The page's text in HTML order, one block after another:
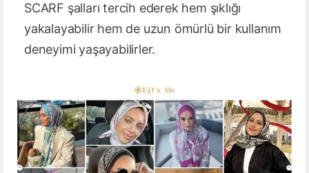
SCARF şalları tercih ederek hem şıklığı
yakalayabilir hem de uzun ömürlü bir kullanım
deneyimi yaşayabilirler.